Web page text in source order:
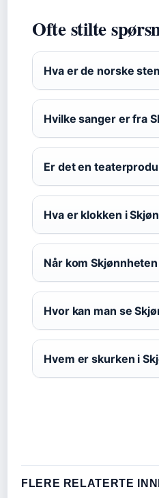
Ofte stilte
Hva er de norske
Hvilke sanger er fra
Er det en
Hva er klokken i
Når kom
Hvor kan man se
Hvem er skurken i
FLERE RELATERTE